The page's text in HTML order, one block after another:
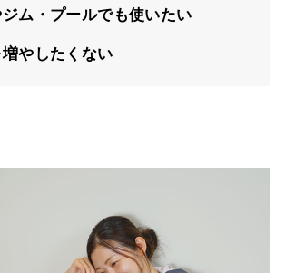
ム・プールでも使いたい
やしたくない